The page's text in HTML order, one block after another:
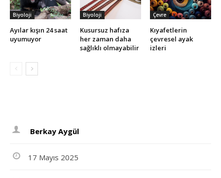
Biyoloji
Ayılar kışın 24 saat
uyumuyor
Biyoloji
Kusursuz hafıza
her zaman daha
sağlıklı olmayabilir
Çevre
Kıyafetlerin
çevresel ayak
izleri
Berkay Aygül
17 Mayıs 2025